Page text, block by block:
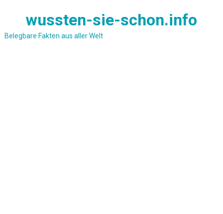
wussten-sie-schon.info
Belegbare Fakten aus aller Welt